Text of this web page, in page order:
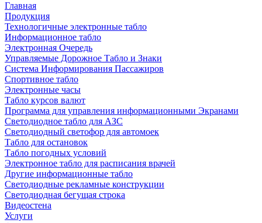
Главная
Продукция
Технологичные электронные табло
Информационное табло
Электронная Очередь
Управляемые Дорожное Табло и Знаки
Система Информирования Пассажиров
Спортивное табло
Электронные часы
Табло курсов валют
Программа для управления информационными Экранами
Светодиодное табло для АЗС
Светодиодный светофор для автомоек
Табло для остановок
Табло погодных условий
Электронное табло для расписания врачей
Другие информационные табло
Светодиодные рекламные конструкции
Светодиодная бегущая строка
Видеостена
Услуги